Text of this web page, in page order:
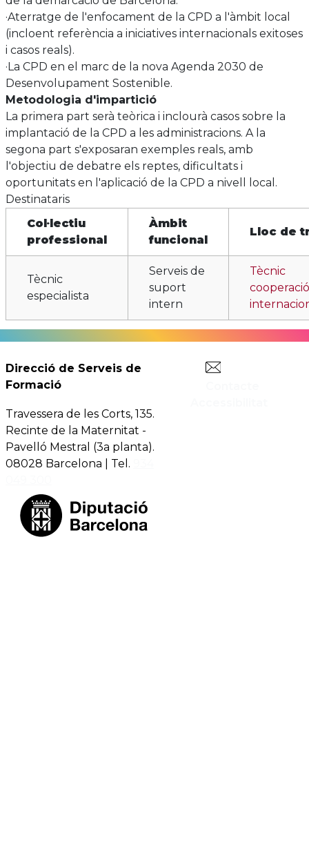
·Aterratge de l'enfocament de la CPD a l'àmbit local
(incloent referència a iniciatives internacionals exitoses
i casos reals).
·La CPD en el marc de la nova Agenda 2030 de
Desenvolupament Sostenible.
Metodologia d'impartició
La primera part serà teòrica i inclourà casos sobre la
implantació de la CPD a les administracions. A la
segona part s'exposaran exemples reals, amb
l'objectiu de debatre els reptes, dificultats i
oportunitats en l'aplicació de la CPD a nivell local.
Destinataris
Col·lectiu
professional
Àmbit
funcional
Lloc de
Tècnic
especialista
Serveis de
suport
intern
Tècnic
Direcció de Serveis de
Formació
Travessera de les Corts, 135.
Recinte de la Maternitat -
Pavelló Mestral (3a planta).
08028 Barcelona | Tel.